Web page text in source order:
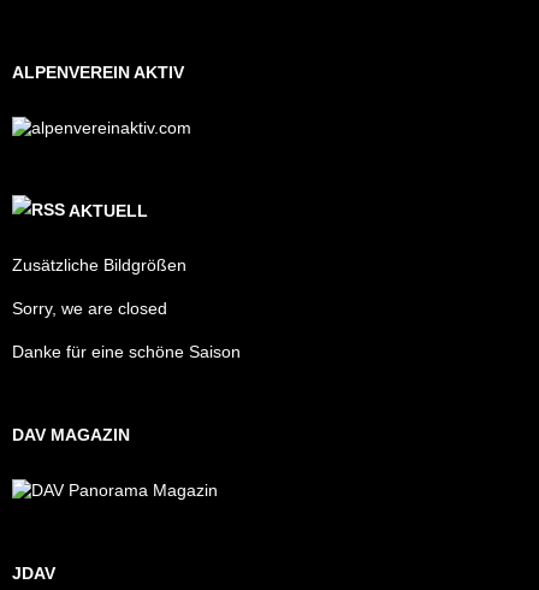
ALPENVEREIN AKTIV
AKTUELL
Zusätzliche Bildgrößen
Sorry, we are closed
Danke für eine schöne Saison
DAV MAGAZIN
JDAV